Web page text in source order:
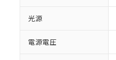
光源
電源電圧